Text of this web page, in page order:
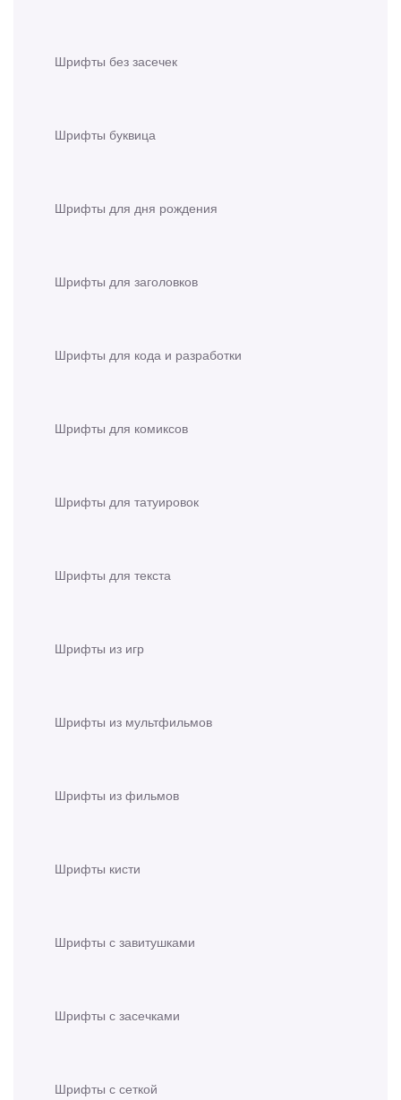
Шрифты без засечек
Шрифты буквица
Шрифты для дня рождения
Шрифты для заголовков
Шрифты для кода и разработки
Шрифты для комиксов
Шрифты для татуировок
Шрифты для текста
Шрифты из игр
Шрифты из мультфильмов
Шрифты из фильмов
Шрифты кисти
Шрифты с завитушками
Шрифты с засечками
Шрифты с сеткой